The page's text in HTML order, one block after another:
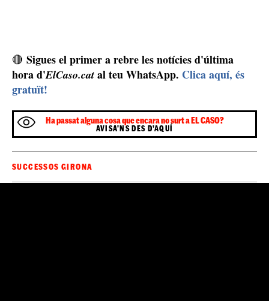
🔴 Sigues el primer a rebre les notícies d'última
hora d'ElCaso.cat al teu WhatsApp. Clica aquí, és
gratuït!
Ha passat alguna cosa que encara no surt a EL CASO?
AVISA'NS DES D'AQUÍ
SUCCESSOS GIRONA